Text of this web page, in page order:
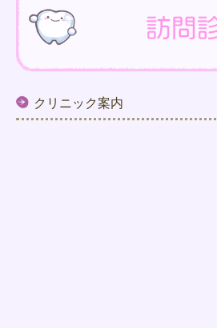
クリニック案内